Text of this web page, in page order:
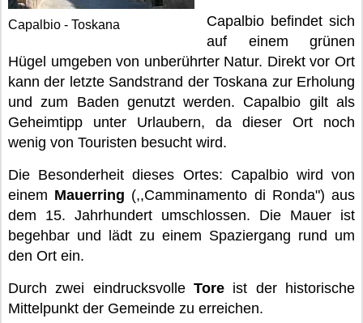
Capalbio - Toskana
Capalbio befindet sich
auf einem grünen
Hügel umgeben von unberührter Natur. Direkt vor Ort
kann der letzte Sandstrand der Toskana zur Erholung
und zum Baden genutzt werden. Capalbio gilt als
Geheimtipp unter Urlaubern, da dieser Ort noch
wenig von Touristen besucht wird.
Die Besonderheit dieses Ortes: Capalbio wird von
einem Mauerring (,,Camminamento di Ronda") aus
dem 15. Jahrhundert umschlossen. Die Mauer ist
begehbar und lädt zu einem Spaziergang rund um
den Ort ein.
Durch zwei eindrucksvolle Tore ist der historische
Mittelpunkt der Gemeinde zu erreichen.